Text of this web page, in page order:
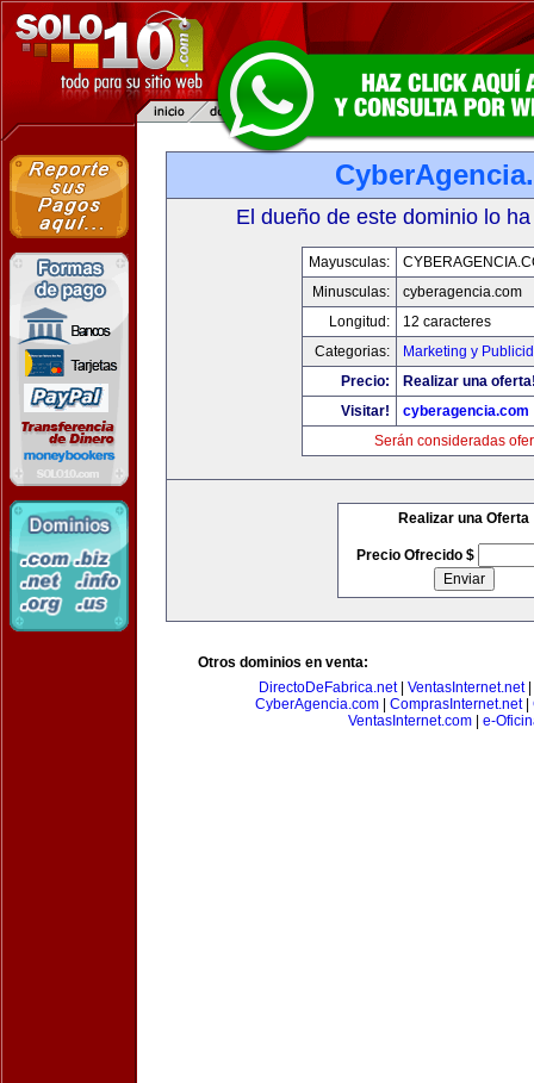
El dueño de este dominio lo
Mayusculas:
Minusculas:
cyberagencia.com
Longitud:
12 caracteres
Categorias:
Marketing y
Precio:
Realizar una
Visitar!
cyberagencia.com
Serán consideradas
Realizar una Oferta
Precio Ofrecido $
Otros dominios en venta:
DirectoDeFabrica.net| VentasInternet.net|
CyberAgencia.com| ComprasInternet.net|
VentasInternet.com
e-